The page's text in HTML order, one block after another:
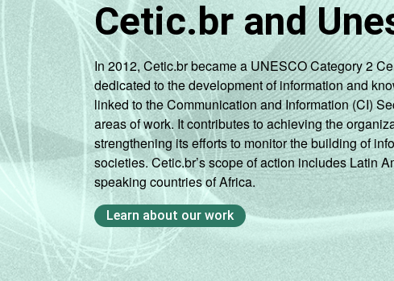
Cetic.br and
In 2012, Cetic.br became a UNESCO Category 2
dedicated to the development of information and
linked to the Communication and Information (CI)
areas of work. It contributes to achieving the
strengthening its efforts to monitor the building of
societies. Cetic.br’s scope of action includes Latin
speaking countries of Africa.
Learn about our work